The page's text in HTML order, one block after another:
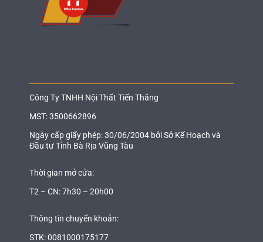
Công Ty TNHH Nội Thất Tiến Thắng
MST: 3500662896
Ngày cấp giấy phép: 30/06/2004 bởi Sở Kế Hoạch và
Đầu tư Tỉnh Bà Rịa Vũng Tàu
Thời gian mở cửa:
T2 – CN: 7h30 – 20h00
Thông tin chuyển khoản:
STK: 0081000175177